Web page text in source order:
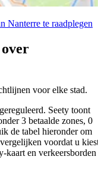
Nanterre te raadplegen
voor elke stad.
Seety toont
3 betaalde zones, 0
de tabel hieronder om
voordat u
kaart en verkeersborden